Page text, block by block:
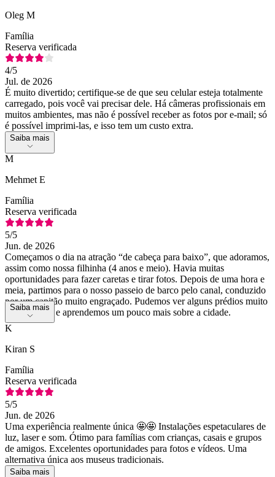
Oleg M
Família
Reserva verificada
4/5
Jul. de 2026
É muito divertido; certifique-se de que seu celular esteja totalmente
carregado, pois você vai precisar dele. Há câmeras profissionais em
muitos ambientes, mas não é possível receber as fotos por e-mail; só
é possível imprimi-las, e isso tem um custo extra.
Saiba mais
M
Mehmet E
Família
Reserva verificada
5/5
Jun. de 2026
Começamos o dia na atração “de cabeça para baixo”, que adoramos,
assim como nossa filhinha (4 anos e meio). Havia muitas
oportunidades para fazer caretas e tirar fotos. Depois de uma hora e
meia, partimos para o nosso passeio de barco pelo canal, conduzido
por um capitão muito engraçado. Pudemos ver alguns prédios muito
interessantes e aprendemos um pouco mais sobre a cidade.
Saiba mais
K
Kiran S
Família
Reserva verificada
5/5
Jun. de 2026
Uma experiência realmente única 🤩🤩 Instalações espetaculares de
luz, laser e som. Ótimo para famílias com crianças, casais e grupos
de amigos. Excelentes oportunidades para fotos e vídeos. Uma
alternativa única aos museus tradicionais.
Saiba mais